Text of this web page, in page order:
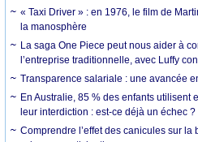
« Taxi Driver » : en 1976, le film de
la manosphère
La saga One Piece peut nous aider à
l’entreprise traditionnelle, avec Luffy
Transparence salariale : une avancée
En Australie, 85 % des enfants utilisent
leur interdiction : est-ce déjà un échec ?
Comprendre l’effet des canicules sur